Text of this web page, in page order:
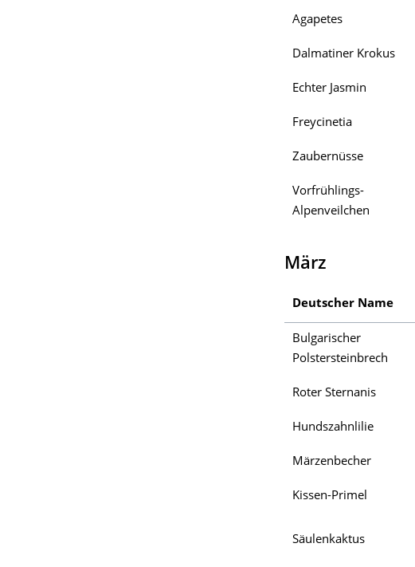
Agapetes
Dalmatiner Krokus
Echter Jasmin
Freycinetia
Zaubernüsse
Vorfrühlings-
Alpenveilchen
März
Deutscher Name
Bulgarischer
Polstersteinbrech
Roter Sternanis
Hundszahnlilie
Märzenbecher
Kissen-Primel
Säulenkaktus